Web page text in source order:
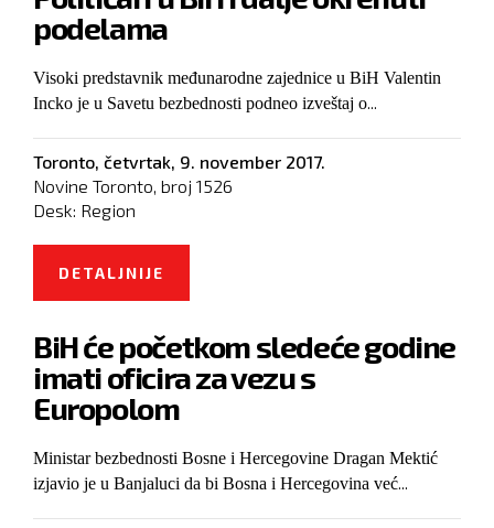
podelama
Visoki predstavnik međunarodne zajednice u BiH Valentin
Incko je u Savetu bezbednosti podneo izveštaj o
Toronto, četvrtak, 9. november 2017.
Novine Toronto, broj 1526
Desk: Region
DETALJNIJE
BiH će početkom sledeće godine
imati oficira za vezu s
Europolom
Ministar bezbednosti Bosne i Hercegovine Dragan Mektić
izjavio je u Banjaluci da bi Bosna i Hercegovina već